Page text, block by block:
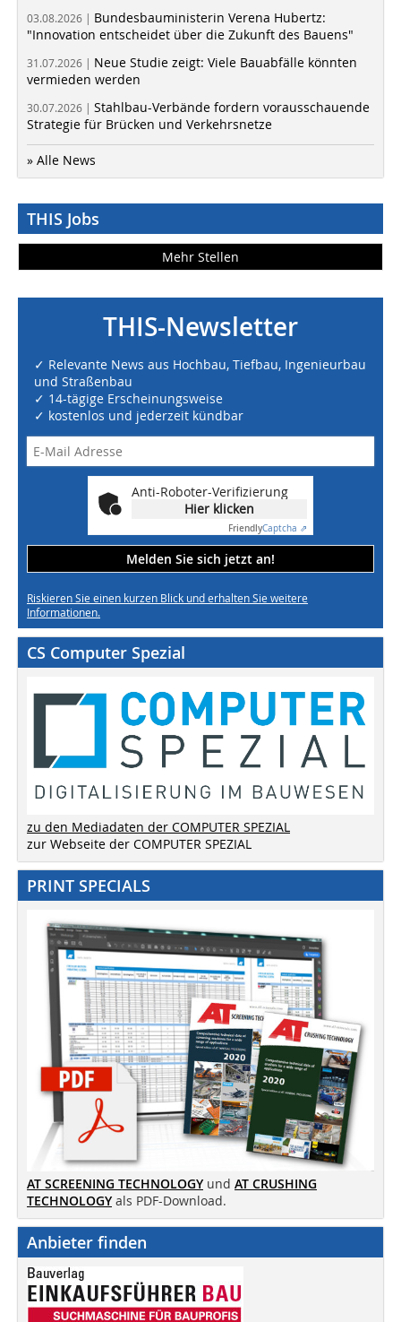
03.08.2026 | Bundesbauministerin Verena Hubertz:
"Innovation entscheidet über die Zukunft des Bauens"
31.07.2026 | Neue Studie zeigt: Viele Bauabfälle könnten
vermieden werden
30.07.2026 | Stahlbau-Verbände fordern vorausschauende
Strategie für Brücken und Verkehrsnetze
» Alle News
THIS Jobs
Mehr Stellen
THIS-Newsletter
✓ Relevante News aus Hochbau, Tiefbau, Ingenieurbau
und Straßenbau
✓ 14-tägige Erscheinungsweise
✓ kostenlos und jederzeit kündbar
Anti-Roboter-Verifizierung
Hier klicken
FriendlyCaptcha ⇗
Melden Sie sich jetzt an!
Riskieren Sie einen kurzen Blick und erhalten Sie weitere
Informationen.
CS Computer Spezial
zu den Mediadaten der COMPUTER SPEZIAL
zur Webseite der COMPUTER SPEZIAL
PRINT SPECIALS
AT SCREENING TECHNOLOGY und AT CRUSHING
TECHNOLOGY als PDF-Download.
Anbieter finden